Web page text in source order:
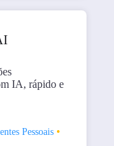
IA, rápido e
Pessoais •